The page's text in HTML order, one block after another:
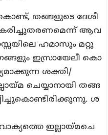
തങ്ങളുടെ ദേശീ
ആവ
ഹമാസും മറ്റു
ഇസ്രായേലീ കൊ
ശക്തി/
ചെയ്യാനായി തങ്ങ
ശ
ഇല്ലായ്മചെ